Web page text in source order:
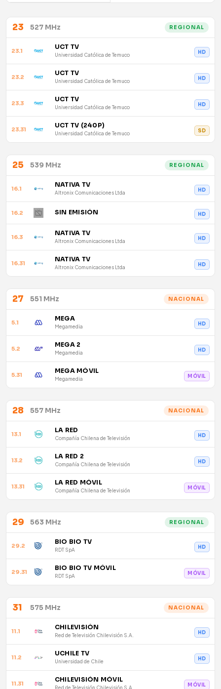
23 527 MHz REGIONAL
23.1 UCT TV
Universidad Católica de Temuco HD
23.2 UCT TV
Universidad Católica de Temuco HD
23.3 UCT TV
Universidad Católica de Temuco HD
23.31 UCT TV (240P)
Universidad Católica de Temuco SD
25 539 MHz REGIONAL
16.1 NATIVA TV
Altronix Comunicaciones Ltda HD
16.2 SIN EMISIÓN HD
16.3 NATIVA TV
Altronix Comunicaciones Ltda HD
16.31 NATIVA TV
Altronix Comunicaciones Ltda HD
27 551 MHz NACIONAL
5.1 MEGA
Megamedia HD
5.2 MEGA 2
Megamedia HD
5.31 MEGA MÓVIL
Megamedia MÓVIL
28 557 MHz NACIONAL
13.1 LA RED
Compañía Chilena de Televisión HD
13.2 LA RED 2
Compañía Chilena de Televisión HD
13.31 LA RED MÓVIL
Compañía Chilena de Televisión MÓVIL
29 563 MHz REGIONAL
29.2 BIO BIO TV
RDT SpA HD
29.31 BIO BIO TV MÓVIL
RDT SpA MÓVIL
31 575 MHz NACIONAL
11.1 CHILEVISIÓN
Red de Televisión Chilevisión S.A. HD
11.2 UCHILE TV
Universidad de Chile HD
11.31 CHILEVISIÓN MÓVIL
Red de Televisión Chilevisión S.A. MÓVIL